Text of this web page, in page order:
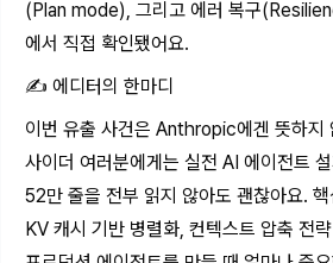
(Plan mode), 그리고 에러 복구
에서 직접 확인됐어요.
✍️ 에디터의 한마디
이번 유출 사건은 Anthropic에겐 뜻하지
사이더 여러분에게는 실전 AI 에이전트
52만 줄을 전부 읽지 않아도 괜찮아요.
KV 캐시 기반 병렬화, 컨텍스트 압축 전